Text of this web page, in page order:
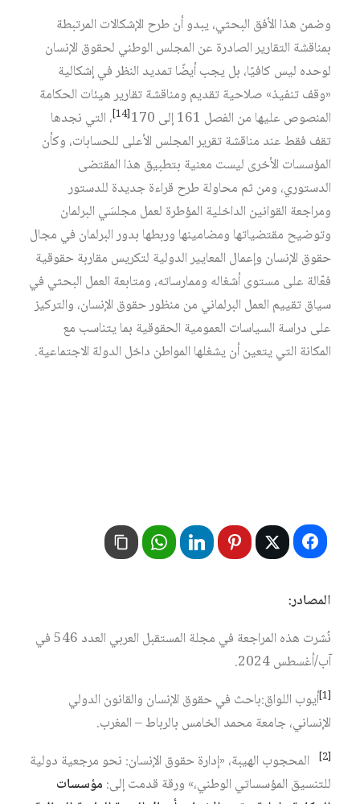
وضمن هذا الأفق البحثي، يبدو أن طرح الإشكالات المرتبطة
بمناقشة التقارير الصادرة عن المجلس الوطني لحقوق الإنسان
لوحده ليس كافيًا، بل يجب أيضًا تمديد النظر في إشكالية
«وقف تنفيذ» صلاحية تقديم ومناقشة تقارير هيئات الحكامة
المنصوص عليها من الفصل 161 إلى 170
[14]
، التي نجدها
تقف فقط عند مناقشة تقرير المجلس الأعلى للحسابات، وكأن
المؤسسات الأخرى ليست معنية بتطبيق هذا المقتضى
الدستوري، ومن ثم محاولة طرح قراءة جديدة للدستور
ومراجعة القوانين الداخلية المؤطرة لعمل مجلسَي البرلمان
وتوضيح مقتضياتها ومضامينها وربطها بدور البرلمان في مجال
حقوق الإنسان وإعمال المعايير الدولية لتكريس مقاربة حقوقية
فعّالة على مستوى أشغاله وممارساته، ومتابعة العمل البحثي في
سياق تقييم العمل البرلماني من منظور حقوق الإنسان، والتركيز
على دراسة السياسات العمومية الحقوقية بما يتناسب مع
المكانة التي يتعين أن يشغلها المواطن داخل الدولة الاجتماعية.
المصادر:
نُشرت هذه المراجعة في مجلة المستقبل العربي العدد 546 في
آب/أغسطس 2024.
[1] أيوب اللواق:باحث في حقوق الإنسان والقانون الدولي
الإنساني، جامعة محمد الخامس بالرباط – المغرب.
[2]
المحجوب الهيبة، «إدارة حقوق الإنسان: نحو مرجعية دولية
للتنسيق المؤسساتي الوطني،» ورقة قدمت إلى: مؤسسات